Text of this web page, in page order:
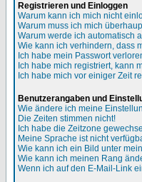
Registrieren und Einloggen
Warum kann ich mich nicht
Warum muss ich mich
Warum werde ich automatisch
Wie kann ich verhindern, dass
Ich habe mein Passwort
Ich habe mich registriert, kann
Ich habe mich vor einiger Zeit
Benutzerangaben und
Wie ändere ich meine
Die Zeiten stimmen nicht!
Ich habe die Zeitzone
Meine Sprache ist nicht
Wie kann ich ein Bild unter
Wie kann ich meinen Rang
Wenn ich auf den E-Mail-Link